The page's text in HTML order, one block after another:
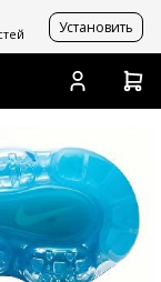
Установить